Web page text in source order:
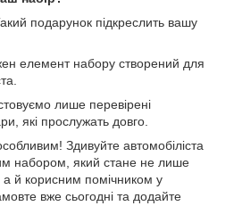
подарунок підкреслить вашу
елемент набору створений для
лише перевірені
які прослужать довго.
Здивуйте автомобіліста
набором, який стане не лише
й корисним помічником у
вже сьогодні та додайте